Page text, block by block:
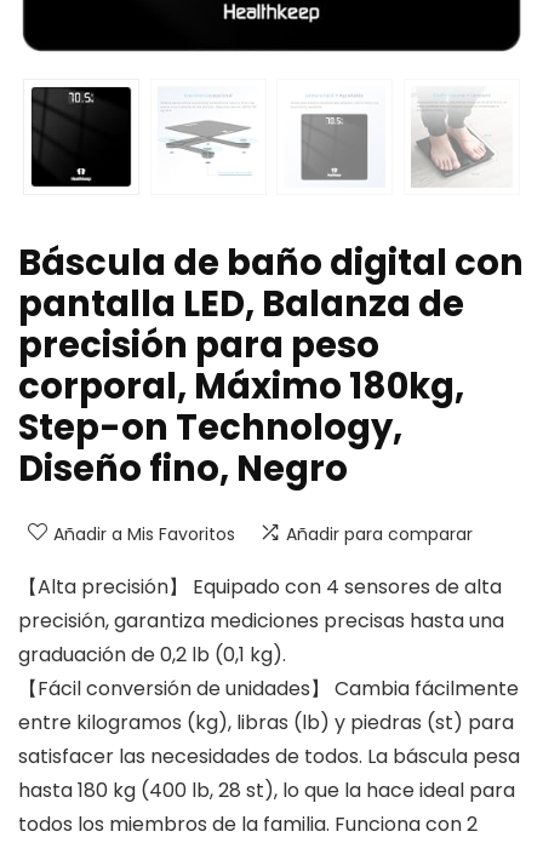
Báscula de baño digital con
pantalla LED, Balanza de
precisión para peso
corporal, Máximo 180kg,
Step-on Technology,
Diseño fino, Negro
Añadir a Mis Favoritos Añadir para comparar
【Alta precisión】 Equipado con 4 sensores de alta
precisión, garantiza mediciones precisas hasta una
graduación de 0,2 lb (0,1 kg).
【Fácil conversión de unidades】 Cambia fácilmente
entre kilogramos (kg), libras (lb) y piedras (st) para
satisfacer las necesidades de todos. La báscula pesa
hasta 180 kg (400 lb, 28 st), lo que la hace ideal para
todos los miembros de la familia. Funciona con 2